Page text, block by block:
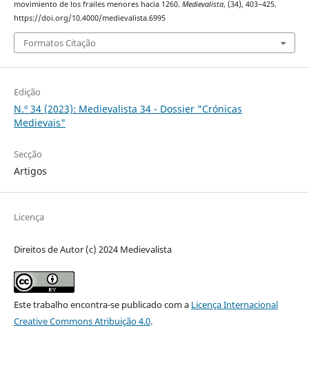
movimiento de los frailes menores hacia 1260. Medievalista, (34), 403–425.
https://doi.org/10.4000/medievalista.6995
Formatos Citação
Edição
N.º 34 (2023): Medievalista 34 - Dossier "Crónicas
Medievais"
Secção
Artigos
Licença
Direitos de Autor (c) 2024 Medievalista
Este trabalho encontra-se publicado com a Licença Internacional
Creative Commons Atribuição 4.0.